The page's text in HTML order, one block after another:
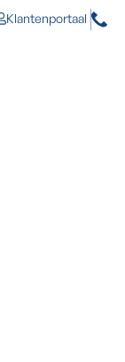
Klantenportaal